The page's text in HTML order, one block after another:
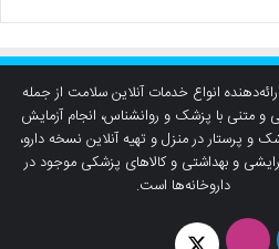
انواع خدمات آنلاین سلامت از جمله
و متنی با پزشک و روانشناس، انجام آزمایش
و پرستار در منزل و تهیه آنلاین نسخه دارو،
و بهداشتی و کالاهای پزشکی موجود در
داروخانه‌ها است.
لینکدین اینستاگرام